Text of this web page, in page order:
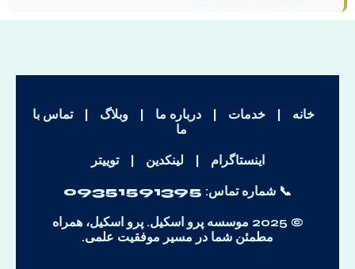
خانه | خدمات | درباره ما | وبلاگ |
تماس با
ما
اینستاگرام | لینکدین | توییتر
📞 شماره تماس: 09351591395
© 2025 موسسه پرو اسکیل. پرو اسکیل، همراه
مطمئن شما در مسیر موفقیت علمی.